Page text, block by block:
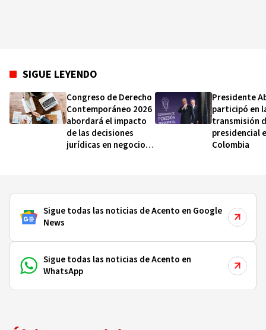
SIGUE LEYENDO
Congreso de Derecho
Contemporáneo 2026
abordará el impacto
de las decisiones
jurídicas en negocios
Presidente
participó en
transmisión
presidencial
Colombia
Sigue todas las noticias de Acento en Google
News
Sigue todas las noticias de Acento en
WhatsApp